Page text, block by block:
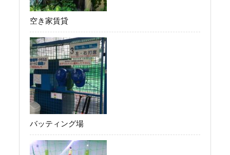
空き家賃貸
バッティング場